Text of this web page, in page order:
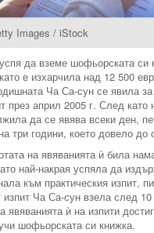
Images / iStock
да вземе шофьорската си
е изхарчила над 12 500
Ча Са-сун се явила
през април 2005 г. След като
да се явява всеки ден,
три години, което довело до
на явяванията ѝ била
най-накрая успяла да
към практическия изпит,
изпит Ча Са-сун взела след
явяванията ѝ на изпити
шофьорската си книжка.